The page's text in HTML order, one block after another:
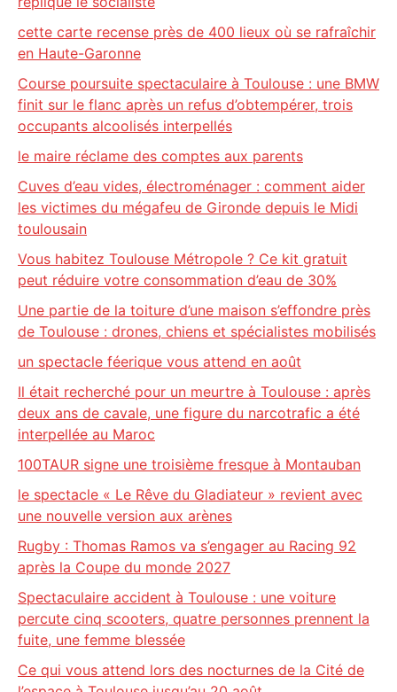
cette carte recense près de 400 lieux où se rafraîchir
en Haute-Garonne
Course poursuite spectaculaire à Toulouse : une BMW
finit sur le flanc après un refus d’obtempérer, trois
occupants alcoolisés interpellés
le maire réclame des comptes aux parents
Cuves d’eau vides, électroménager : comment aider
les victimes du mégafeu de Gironde depuis le Midi
toulousain
Vous habitez Toulouse Métropole ? Ce kit gratuit
peut réduire votre consommation d’eau de 30%
Une partie de la toiture d’une maison s’effondre près
de Toulouse : drones, chiens et spécialistes mobilisés
un spectacle féerique vous attend en août
Il était recherché pour un meurtre à Toulouse : après
deux ans de cavale, une figure du narcotrafic a été
interpellée au Maroc
100TAUR signe une troisième fresque à Montauban
le spectacle « Le Rêve du Gladiateur » revient avec
une nouvelle version aux arènes
Rugby : Thomas Ramos va s’engager au Racing 92
après la Coupe du monde 2027
Spectaculaire accident à Toulouse : une voiture
percute cinq scooters, quatre personnes prennent la
fuite, une femme blessée
Ce qui vous attend lors des nocturnes de la Cité de